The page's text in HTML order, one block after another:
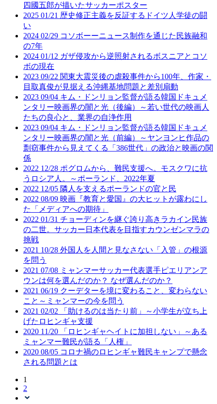
四國五郎が描いたサッカーポスター
2025 01/21 歴史修正主義を反証するドイツ人学徒の闘
い
2024 02/29 コソボーーニュース制作を通じた民族融和
の7年
2024 01/12 ガザ侵攻から逆照射されるボスニアとコソ
ボの現在
2023 09/22 関東大震災後の虐殺事件から100年、作家・
目取真俊が見据える沖縄基地問題と差別扇動
2023 09/04 キム・ドンリョン監督が語る韓国ドキュメ
ンタリー映画界の闇と光（後編）～若い世代の映画人
たちの良心と、業界の自浄作用
2023 09/04 キム・ドンリョン監督が語る韓国ドキュメ
ンタリー映画界の闇と光（前編）～ヤンヨンヒ作品の
剽窃事件から見えてくる「386世代」の政治と映画の関
係
2022 12/28 ポグロムから、難民支援へ。モスクワに抗
うロシア人。～ポーランド、2022年夏
2022 12/05 隣人を支えるポーランドの官と民
2022 08/09 映画『教育と愛国』の大ヒットが露わにし
た「メディアへの期待」
2022 01/31 チョーディンを継ぐ誇り高きラカイン民族
の二世。サッカー日本代表を目指すカウンゼンマラの
挑戦
2021 10/28 外国人を人間と見なさない「入管」の根源
を問う
2021 07/08 ミャンマーサッカー代表選手ピエリアンア
ウンは何を選んだのか？ なぜ選んだのか？
2021 06/19 クーデターを境に変わること、変わらない
こと～ミャンマーの今を問う
2021 02/02
「助けるのは当たり前」～小学生が立ち上
げたロヒンギャ支援
2020 11/20
「ロヒンギャヘイトに加担しない」～ある
ミャンマー難民が語る「人権」
2020 08/05 コロナ禍のロヒンギャ難民キャンプで懸念
される問題とは
1
2